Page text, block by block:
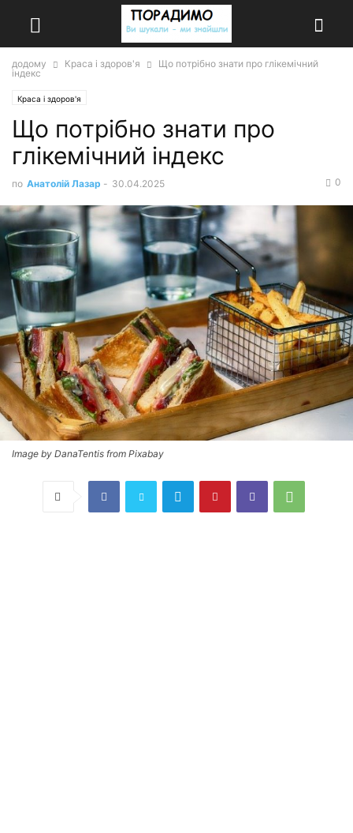
додому Краса і здоров'я
Що потрібно знати про глікемічний
індекс
Краса і здоров'я
Що потрібно знати про
глікемічний індекс
по Анатолій Лазар - 30.04.2025 0
Image by DanaTentis from Pixabay